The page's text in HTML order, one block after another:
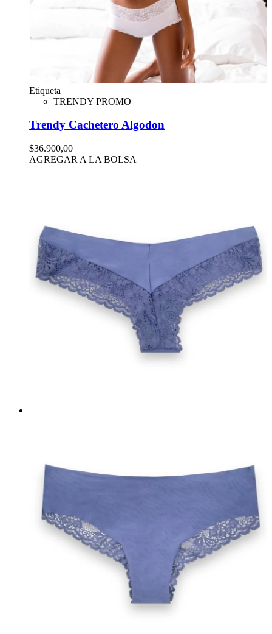
Etiqueta
TRENDY PROMO
Trendy Cachetero Algodon
$36.900,00
AGREGAR A LA BOLSA